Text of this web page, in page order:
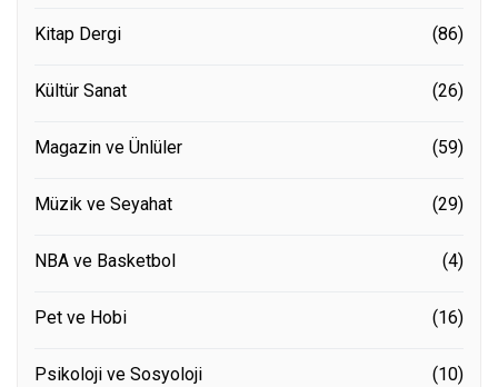
Kitap Dergi (86)
Kültür Sanat (26)
Magazin ve Ünlüler (59)
Müzik ve Seyahat (29)
NBA ve Basketbol (4)
Pet ve Hobi (16)
Psikoloji ve Sosyoloji (10)